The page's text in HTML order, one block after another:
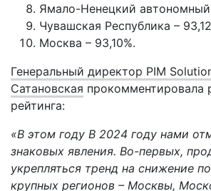
Ямало-Ненецкий автономный
Чувашская Республика –
Москва – 93,10%.
Генеральный директор PIM
Сатановская прокомментировала
рейтинга:
«В этом году В 2024 году нами
знаковых явления. Во-первых,
укрепляться тренд на снижение
крупных регионов – Москвы,